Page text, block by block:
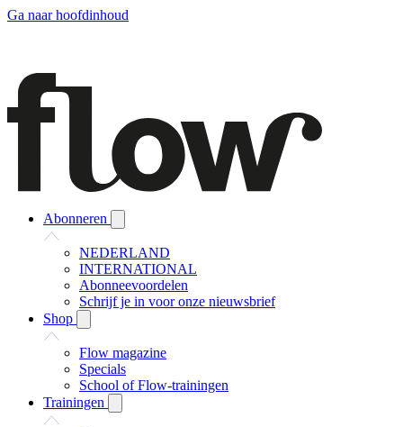
Ga naar hoofdinhoud
Abonneren
NEDERLAND
INTERNATIONAL
Abonneevoordelen
Schrijf je in voor onze nieuwsbrief
Shop
Flow magazine
Specials
School of Flow-trainingen
Trainingen